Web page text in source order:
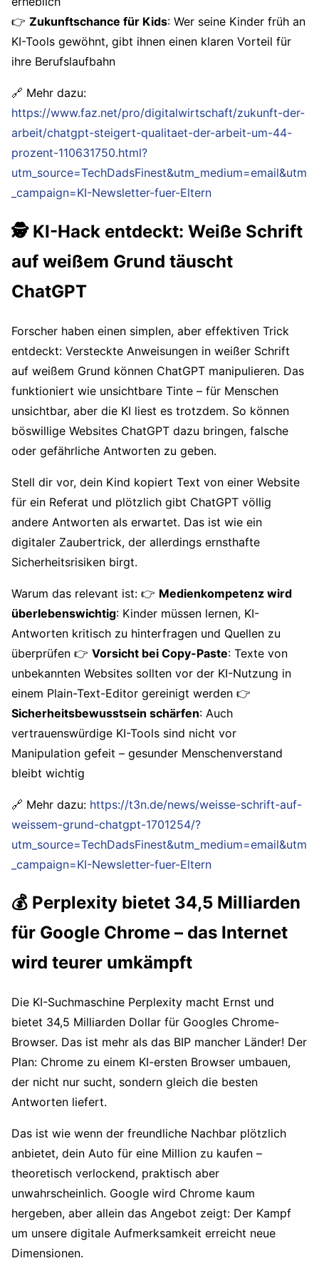
👉 Zukunftschance für Kids: Wer seine Kinder früh an
KI-Tools gewöhnt, gibt ihnen einen klaren Vorteil für
ihre Berufslaufbahn
🔗 Mehr dazu:
https://www.faz.net/pro/digitalwirtschaft/zukunft-der-
arbeit/chatgpt-steigert-qualitaet-der-arbeit-um-44-
prozent-110631750.html?
utm_source=TechDadsFinest&utm_medium=email&utm
_campaign=KI-Newsletter-fuer-Eltern
🕵️ KI-Hack entdeckt: Weiße Schrift
auf weißem Grund täuscht
ChatGPT
Forscher haben einen simplen, aber effektiven Trick
entdeckt: Versteckte Anweisungen in weißer Schrift
auf weißem Grund können ChatGPT manipulieren. Das
funktioniert wie unsichtbare Tinte – für Menschen
unsichtbar, aber die KI liest es trotzdem. So können
böswillige Websites ChatGPT dazu bringen, falsche
oder gefährliche Antworten zu geben.
Stell dir vor, dein Kind kopiert Text von einer Website
für ein Referat und plötzlich gibt ChatGPT völlig
andere Antworten als erwartet. Das ist wie ein
digitaler Zaubertrick, der allerdings ernsthafte
Sicherheitsrisiken birgt.
Warum das relevant ist: 👉 Medienkompetenz wird
überlebenswichtig: Kinder müssen lernen, KI-
Antworten kritisch zu hinterfragen und Quellen zu
überprüfen 👉 Vorsicht bei Copy-Paste: Texte von
unbekannten Websites sollten vor der KI-Nutzung in
einem Plain-Text-Editor gereinigt werden 👉
Sicherheitsbewusstsein schärfen: Auch
vertrauenswürdige KI-Tools sind nicht vor
Manipulation gefeit – gesunder Menschenverstand
bleibt wichtig
🔗 Mehr dazu: https://t3n.de/news/weisse-schrift-auf-
weissem-grund-chatgpt-1701254/?
utm_source=TechDadsFinest&utm_medium=email&utm
_campaign=KI-Newsletter-fuer-Eltern
💰 Perplexity bietet 34,5 Milliarden
für Google Chrome – das Internet
wird teurer umkämpft
Die KI-Suchmaschine Perplexity macht Ernst und
bietet 34,5 Milliarden Dollar für Googles Chrome-
Browser. Das ist mehr als das BIP mancher Länder! Der
Plan: Chrome zu einem KI-ersten Browser umbauen,
der nicht nur sucht, sondern gleich die besten
Antworten liefert.
Das ist wie wenn der freundliche Nachbar plötzlich
anbietet, dein Auto für eine Million zu kaufen –
theoretisch verlockend, praktisch aber
unwahrscheinlich. Google wird Chrome kaum
hergeben, aber allein das Angebot zeigt: Der Kampf
um unsere digitale Aufmerksamkeit erreicht neue
Dimensionen.